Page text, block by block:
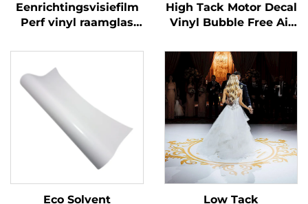
Eenrichtingsvisiefilm
Perf vinyl raamglas
Perforated Viny Roll
High Tack Motor Decal
Vinyl Bubble Free Air
Zelfklevende Vinylrol
voor Motor Auto Dirt
Bike Decal
Eco Solvent
Low Tack